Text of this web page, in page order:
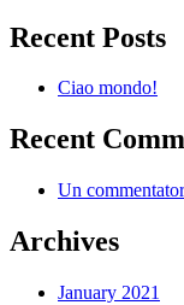
Recent Posts
Ciao mondo!
Recent
Un
Archives
January 2021